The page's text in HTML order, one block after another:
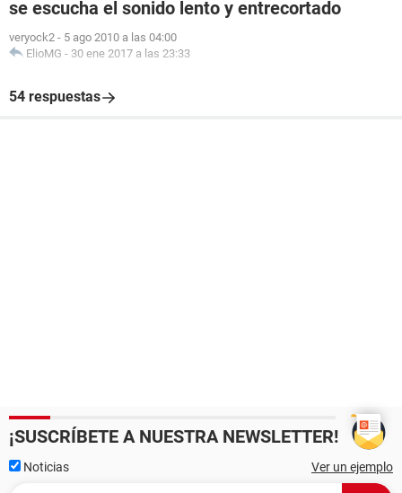
Propiedades de la Placa Base:
Fabricante Intel Corporation
Producto D946GZIS
Número de serie LAIS6370061R
se escucha el sonido lento y entrecortado
veryock2 - 5 ago 2010 a las 04:00
ElioMG - 30 ene 2017 a las 23:33
54 respuestas
¡SUSCRÍBETE A NUESTRA NEWSLETTER!
Noticias Ver un ejemplo